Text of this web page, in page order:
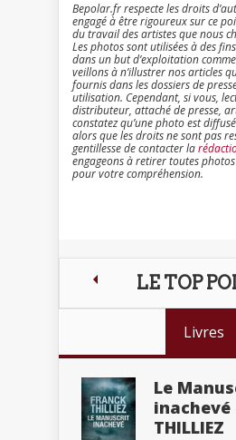
Bepolar.fr respecte les droits
engagé à être rigoureux sur ce
du travail des artistes que nous
Les photos sont utilisées à des
dans un but d’exploitation
veillons à n’illustrer nos articles
fournis dans les dossiers de
utilisation. Cependant, si vous,
distributeur, attaché de presse,
constatez qu’une photo est
alors que les droits ne sont pas
gentillesse de contacter la
engageons à retirer toutes
pour votre compréhension.
LE TOP
Livres
Le
inachevé
THILLIEZ